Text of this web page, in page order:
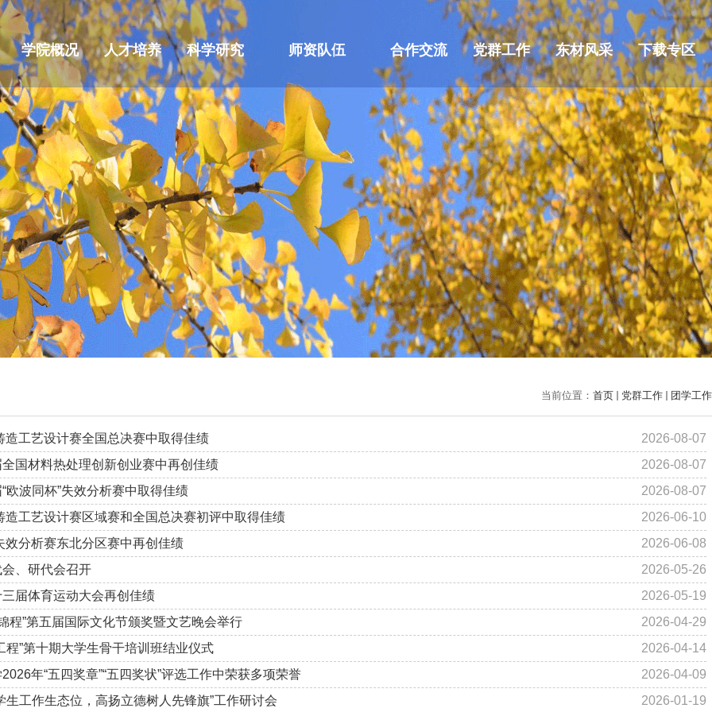
学院概况 人才培养 科学研究 师资队伍 合作交流 党群工作 东材风采 下载专区
当前位置： 首页 党群工作 团学工作
造工艺设计赛全国总决赛中取得佳绩
2026-08-07
国材料热处理创新创业赛中再创佳绩
2026-08-07
欧波同杯”失效分析赛中取得佳绩
2026-08-07
造工艺设计赛区域赛和全国总决赛初评中取得佳绩
2026-06-10
效分析赛东北分区赛中再创佳绩
2026-06-08
、研代会召开
2026-05-26
届体育运动大会再创佳绩
2026-05-19
程”第五届国际文化节颁奖暨文艺晚会举行
2026-04-29
程”第十期大学生骨干培训班结业仪式
2026-04-14
年“五四奖章”“五四奖状”评选工作中荣获多项荣誉
2026-04-09
生工作生态位，高扬立德树人先锋旗”工作研讨会
2026-01-19